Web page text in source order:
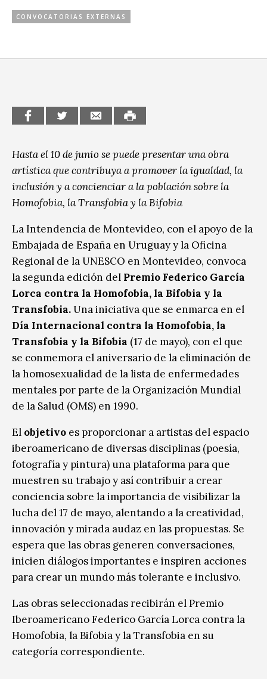
CCE en el interior/libros
Exposiciones
Letras
Música
Sin categoría
CONVOCATORIAS EXTERNAS
Hasta el 10 de junio se puede presentar una obra
artística que contribuya a promover la igualdad, la
inclusión y a concienciar a la población sobre la
Homofobia, la Transfobia y la Bifobia
Contenido
del
evento
La Intendencia de Montevideo, con el apoyo de la
Embajada de España en Uruguay y la Oficina
Regional de la UNESCO en Montevideo, convoca
la segunda edición del Premio Federico García
Lorca contra la Homofobia, la Bifobia y la
Transfobia.Una iniciativa que se enmarca en el
Día Internacional contra la Homofobia, la
Transfobia y la Bifobia (17 de mayo), con el que
se conmemora el aniversario de la eliminación de
la homosexualidad de la lista de enfermedades
mentales por parte de la Organización Mundial
de la Salud (OMS) en 1990.
El objetivo es proporcionar a artistas del espacio
iberoamericano de diversas disciplinas (poesía,
fotografía y pintura) una plataforma para que
muestren su trabajo y así contribuir a crear
conciencia sobre la importancia de visibilizar la
lucha del 17 de mayo, alentando a la creatividad,
innovación y mirada audaz en las propuestas. Se
espera que las obras generen conversaciones,
inicien diálogos importantes e inspiren acciones
para crear un mundo más tolerante e inclusivo.
Las obras seleccionadas recibirán el Premio
Iberoamericano Federico García Lorca contra la
Homofobia, la Bifobia y la Transfobia en su
categoría correspondiente.